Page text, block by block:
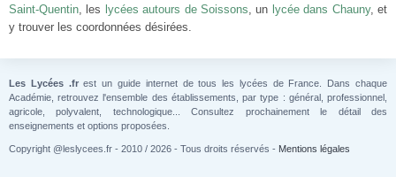
Saint-Quentin, les lycées autours de Soissons, un lycée dans Chauny, et
y trouver les coordonnées désirées.
Les Lycées .frest un guide internet de tous les lycées de France. Dans chaque
Académie, retrouvez l'ensemble des établissements, par type : général, professionnel,
agricole, polyvalent, technologique... Consultez prochainement le détail des
enseignements et options proposées.
Copyright @leslycees.fr - 2010 / 2026 - Tous droits réservés - Mentions légales